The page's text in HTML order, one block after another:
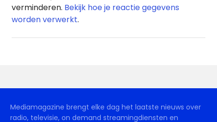
verminderen. Bekijk hoe je reactie gegevens
worden verwerkt.
Mediamagazine brengt elke dag het laatste nieuws over
radio, televisie, on demand streamingdiensten en